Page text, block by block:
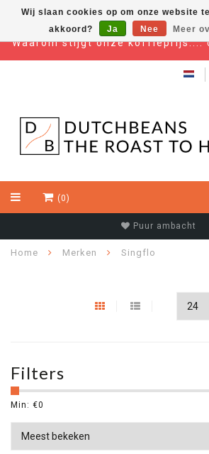
Waarom stijgt onze koffieprijs....
(0)
Puur ambacht
Home Merken Singflo
Filters
Min: €0
Wij slaan cookies op om onze website
akkoord?
Ja Nee Meer